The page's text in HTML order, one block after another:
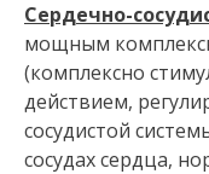
Сердечно-
мощным
(комплексно
действием,
сосудистой
сосудах сердца,